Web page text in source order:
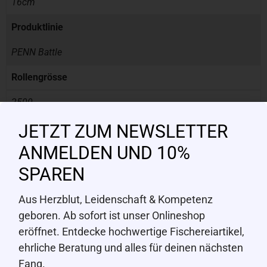
16cm
Produktlinie
PENN Battle
Rollengrösse
2500
Schnureinzug
84cm
Schnurfassung
235m
Übersetzung
6.2 : 1
JETZT ZUM NEWSLETTER
ANMELDEN UND 10%
SPAREN
Aus Herzblut, Leidenschaft & Kompetenz
geboren. Ab sofort ist unser Onlineshop
eröffnet. Entdecke hochwertige Fischereiartikel,
ehrliche Beratung und alles für deinen nächsten
Fang.